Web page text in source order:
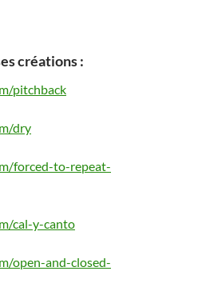
créations :
pitchback
dry
forced-to-repeat-
cal-y-canto
open-and-closed-